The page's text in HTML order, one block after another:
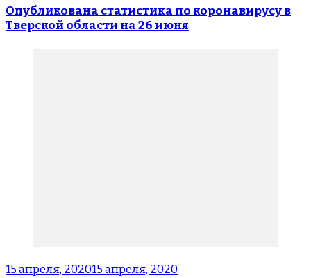
Опубликована статистика по коронавирусу в
Тверской области на 26 июня
15 апреля, 202015 апреля, 2020